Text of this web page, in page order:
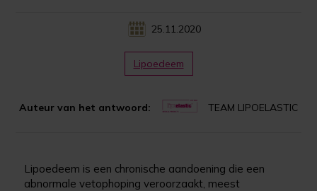
25.11.2020
Auteur van het antwoord: TEAM LIPOELASTIC
Lipoedeem
Lipoedeem is een chronische aandoening die een
abnormale vetophoping veroorzaakt, meest